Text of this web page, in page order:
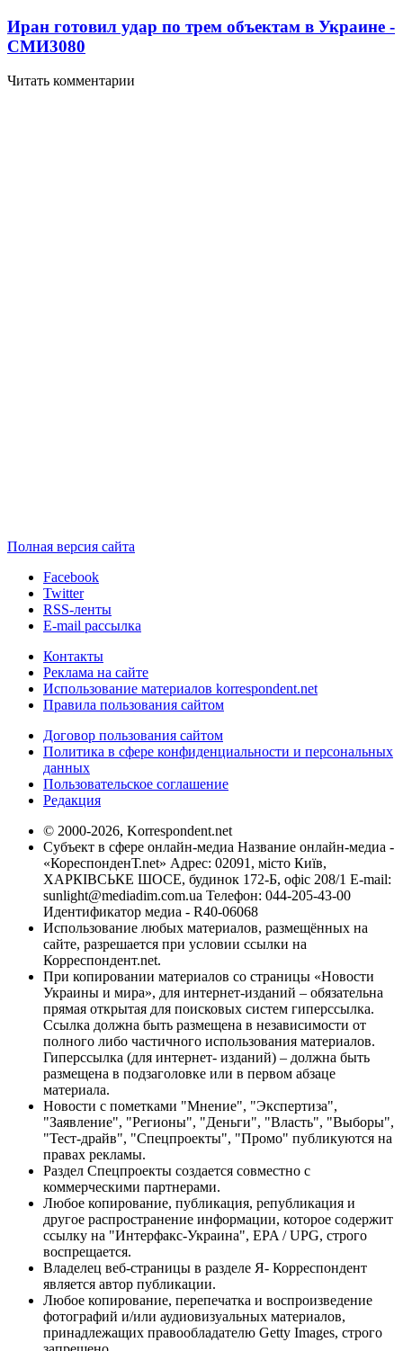
Иран готовил удар по трем объектам в Украине -
СМИ3080
Читать комментарии
Полная версия сайта
Facebook
Twitter
RSS-ленты
E-mail рассылка
Контакты
Реклама на сайте
Использование материалов korrespondent.net
Правила пользования сайтом
Договор пользования сайтом
Политика в сфере конфиденциальности и персональных
данных
Пользовательское соглашение
Редакция
© 2000-2026, Korrespondent.net
Субъект в сфере онлайн-медиа Название онлайн-медиа -
«КореспонденТ.net» Адрес: 02091, місто Київ,
ХАРКІВСЬКЕ ШОСЕ, будинок 172-Б, офіс 208/1 E-mail:
sunlight@mediadim.com.ua Телефон: 044-205-43-00
Идентификатор медиа - R40-06068
Использование любых материалов, размещённых на
сайте, разрешается при условии ссылки на
Корреспондент.net.
При копировании материалов со страницы «Новости
Украины и мира», для интернет-изданий – обязательна
прямая открытая для поисковых систем гиперссылка.
Ссылка должна быть размещена в независимости от
полного либо частичного использования материалов.
Гиперссылка (для интернет- изданий) – должна быть
размещена в подзаголовке или в первом абзаце
материала.
Новости с пометками "Мнение", "Экспертиза",
"Заявление", "Регионы", "Деньги", "Власть", "Выборы",
"Тест-драйв", "Спецпроекты", "Промо" публикуются на
правах рекламы.
Раздел Спецпроекты создается совместно с
коммерческими партнерами.
Любое копирование, публикация, републикация и
другое распространение информации, которое содержит
ссылку на "Интерфакс-Украина", EPA / UPG, строго
воспрещается.
Владелец веб-страницы в разделе Я- Корреспондент
является автор публикации.
Любое копирование, перепечатка и воспроизведение
фотографий и/или аудиовизуальных материалов,
принадлежащих правообладателю Getty Images, строго